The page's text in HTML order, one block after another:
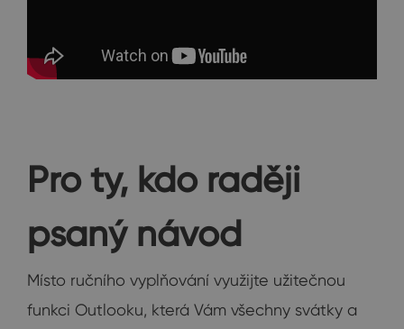
Pro ty, kdo raději
psaný návod
Místo ručního vyplňování využijte užitečnou
funkci Outlooku, která Vám všechny svátky a